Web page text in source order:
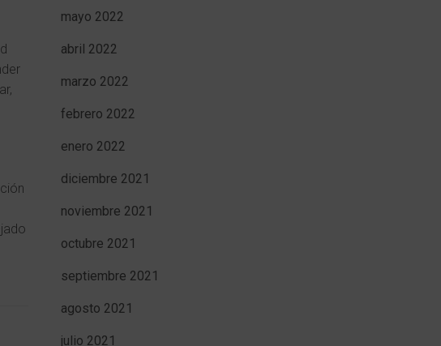
mayo 2022
abril 2022
marzo 2022
febrero 2022
enero 2022
diciembre 2021
noviembre 2021
octubre 2021
septiembre 2021
agosto 2021
julio 2021